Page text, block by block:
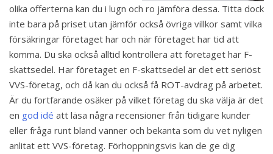
olika offerterna kan du i lugn och ro jämföra dessa. Titta dock
inte bara på priset utan jämför också övriga villkor samt vilka
försäkringar företaget har och när företaget har tid att
komma. Du ska också alltid kontrollera att företaget har F-
skattsedel. Har företaget en F-skattsedel är det ett seriöst
VVS-företag, och då kan du också få ROT-avdrag på arbetet.
Är du fortfarande osäker på vilket företag du ska välja är det
en god idé att läsa några recensioner från tidigare kunder
eller fråga runt bland vänner och bekanta som du vet nyligen
anlitat ett VVS-företag. Förhoppningsvis kan de ge dig